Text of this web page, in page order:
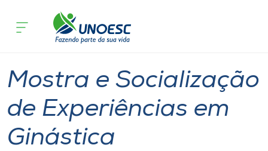
Cursos
Pesquisa
Atendimento ao Estudante
Mostra e Socialização
de Experiências em
Ginástica